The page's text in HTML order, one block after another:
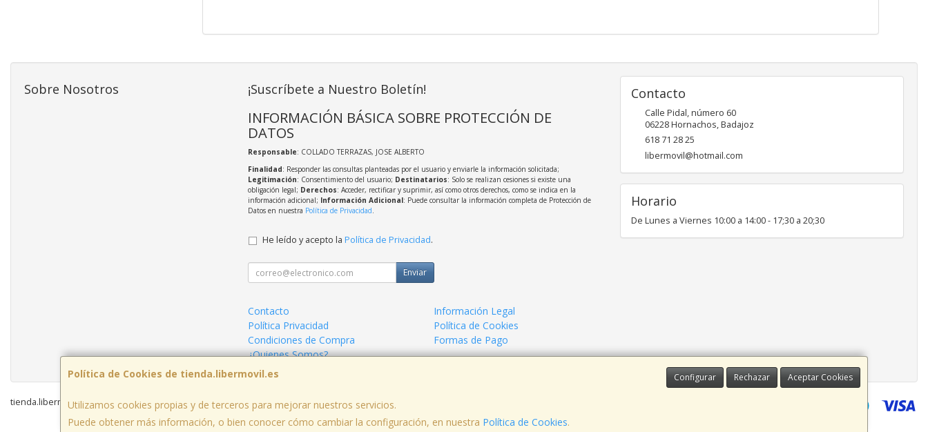
Política de Cookies de tienda.libermovil.es Configurar Rechazar Aceptar Cookies
Utilizamos cookies propias y de terceros para mejorar nuestros servicios.
Puede obtener más información, o bien conocer cómo cambiar la configuración, en nuestra Política de Cookies.
Sobre Nosotros ¡Suscríbete a Nuestro Boletín!
INFORMACIÓN BÁSICA SOBRE PROTECCIÓN DE
DATOS
Responsable: COLLADO TERRAZAS, JOSE ALBERTO
Finalidad: Responder las consultas planteadas por el usuario y enviarle la información solicitada;
Legitimación: Consentimiento del usuario; Destinatarios: Solo se realizan cesiones si existe una
obligación legal; Derechos: Acceder, rectificar y suprimir, así como otros derechos, como se indica en la
información adicional; Información Adicional: Puede consultar la información completa de Protección de
Datos en nuestra Política de Privacidad.
He leído y acepto la Política de Privacidad.
Enviar
Contacto
Información Legal
Política Privacidad
Política de Cookies
Condiciones de Compra
Formas de Pago
¿Quienes Somos?
Contacto
Calle Pidal, número 60
06228Hornachos,Badajoz
618 71 28 25
libermovil@hotmail.com
Horario
De Lunes a Viernes 10:00 a 14:00 - 17;30 a 20;30
tienda.libermovil.es © 2026
, , , , España. - C.I.F.: 44786005Z - Tfno: